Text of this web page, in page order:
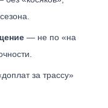
— не по «на
за трассу»